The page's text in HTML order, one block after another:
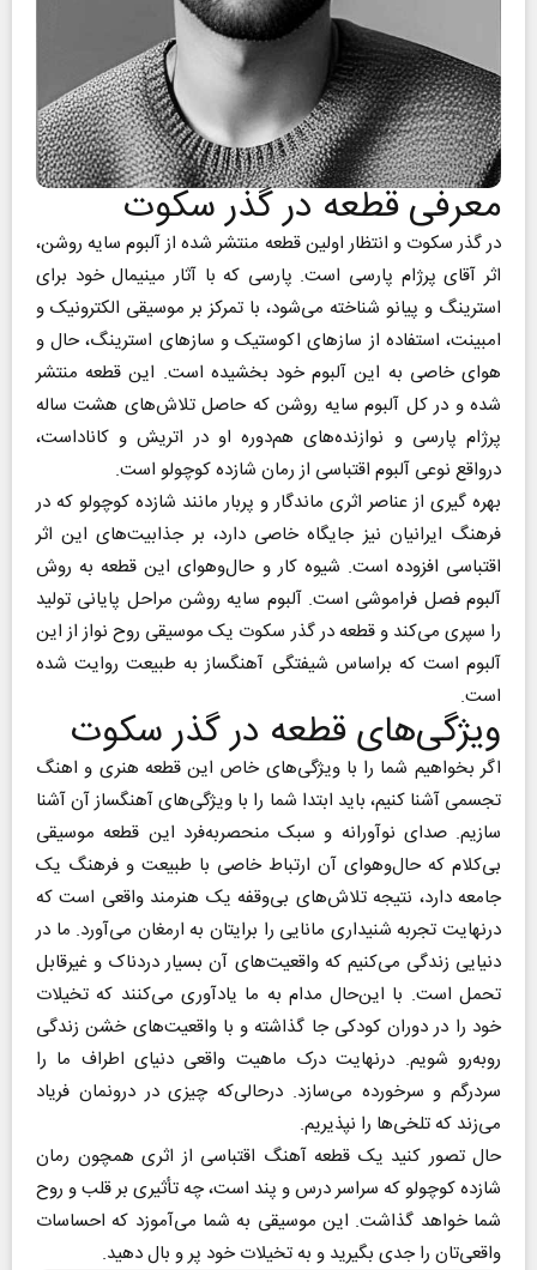
معرفی قطعه در گذر سکوت
در گذر سکوت و انتظار اولین قطعه منتشر شده از آلبوم سایه روشن،
اثر آقای پرژام پارسی است. پارسی که با آثار مینیمال خود برای
استرینگ و پیانو شناخته می‌شود، با تمرکز بر موسیقی الکترونیک و
امبینت، استفاده از سازهای اکوستیک و سازهای استرینگ، حال و
هوای خاصی به این آلبوم خود بخشیده است. این قطعه منتشر
شده و در کل آلبوم سایه روشن که حاصل تلاش‌های هشت ساله
پرژام پارسی و نوازنده‌های هم‌دوره او در اتریش و کاناداست،
درواقع نوعی آلبوم اقتباسی از رمان شازده کوچولو است.
بهره گیری از عناصر اثری ماندگار و پربار مانند شازده کوچولو که در
فرهنگ ایرانیان نیز جایگاه خاصی دارد، بر جذابیت‌های این اثر
اقتباسی افزوده است.‌ شیوه کار و حال‌وهوای این قطعه به روش
آلبوم فصل فراموشی است.‌ آلبوم سایه روشن مراحل پایانی تولید
را سپری می‌کند و قطعه در گذر سکوت یک موسیقی روح نواز از این
آلبوم است که براساس شیفتگی آهنگساز به طبیعت روایت شده
است.
ویژگی‌های قطعه در گذر سکوت
اگر بخواهیم شما را با ویژگی‌های خاص این قطعه هنری و اهنگ
تجسمی آشنا کنیم، باید ابتدا شما را با ویژگی‌های آهنگساز آن آشنا
سازیم. صدای نوآورانه و سبک منحصربه‌فرد این قطعه موسیقی
بی‌کلام که حال‌وهوای آن ارتباط خاصی با طبیعت و فرهنگ یک
جامعه دارد، نتیجه تلاش‌های بی‌وقفه یک هنرمند واقعی است که
درنهایت تجربه شنیداری مانایی را برایتان به ارمغان می‌آورد. ما در
دنیایی زندگی می‌کنیم که واقعیت‌های آن بسیار دردناک و غیرقابل
تحمل است. با این‌حال مدام به ما یادآوری می‌کنند که تخیلات
خود را در دوران کودکی جا گذاشته و با واقعیت‌های خشن زندگی
روبه‌رو شو‌یم. درنهایت درک ماهیت واقعی دنیای اطراف ما را
سردرگم و سرخورده می‌سازد. درحالی‌که چیزی در درونمان فریاد
می‌زند که تلخی‌ها را نپذیریم.
حال تصور کنید یک قطعه آهنگ اقتباسی از اثری همچون رمان
شازده کوچولو که سراسر درس و پند است، چه تأثیری بر قلب و روح
شما خواهد گذاشت. این موسیقی به شما می‌آموزد که احساسات
واقعی‌تان را جدی بگیرید و به تخیلات خود پر و بال دهید.